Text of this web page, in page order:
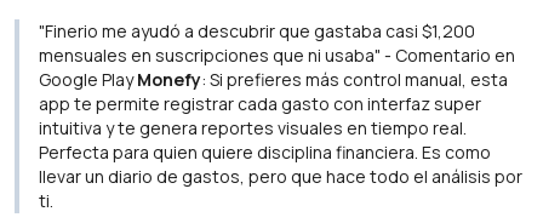
"Finerio me ayudó a descubrir que gastaba casi $1,200
mensuales en suscripciones que ni usaba" - Comentario en
Google PlayMonefy: Si prefieres más control manual, esta
app te permite registrar cada gasto con interfaz super
intuitiva y te genera reportes visuales en tiempo real.
Perfecta para quien quiere disciplina financiera. Es como
llevar un diario de gastos, pero que hace todo el análisis por
ti.